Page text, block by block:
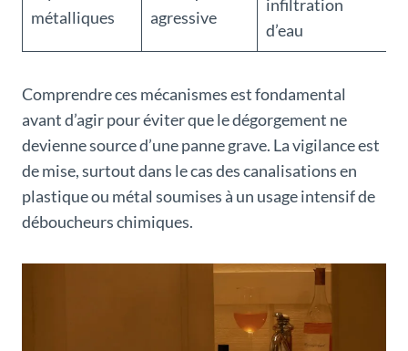
métalliques
agressive
infiltration
d’eau
Comprendre ces mécanismes est fondamental
avant d’agir pour éviter que le dégorgement ne
devienne source d’une panne grave. La vigilance est
de mise, surtout dans le cas des canalisations en
plastique ou métal soumises à un usage intensif de
déboucheurs chimiques.